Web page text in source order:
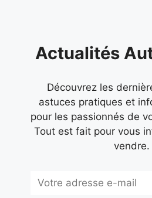
Actualités
Découvrez les
astuces pratiques et
pour les passionnés de
Tout est fait pour vous
vendre.